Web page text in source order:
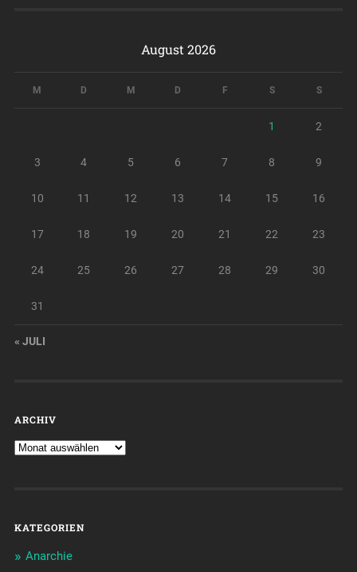
August 2026
M D M D F S S
1 2
3 4 5 6 7 8 9
10 11 12 13 14 15 16
17 18 19 20 21 22 23
24 25 26 27 28 29 30
31
« JULI
ARCHIV
KATEGORIEN
Anarchie